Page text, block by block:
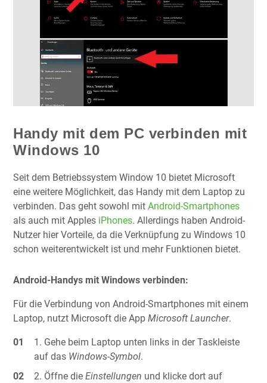
Handy mit dem PC verbinden mit
Windows 10
Seit dem Betriebssystem Window 10 bietet Microsoft
eine weitere Möglichkeit, das Handy mit dem Laptop zu
verbinden. Das geht sowohl mit Android-Smartphones
als auch mit Apples iPhones. Allerdings haben Android-
Nutzer hier Vorteile, da die Verknüpfung zu Windows 10
schon weiterentwickelt ist und mehr Funktionen bietet.
Android-Handys mit Windows verbinden:
Für die Verbindung von Android-Smartphones mit einem
Laptop, nutzt Microsoft die App Microsoft Launcher.
Gehe beim Laptop unten links in der Taskleiste
auf das Windows-Symbol.
Öffne dieEinstellungen und klicke dort auf